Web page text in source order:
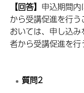
【回答】 申込期間
から受講促進を行
おいては、申し込
者から受講促進を行
質問2